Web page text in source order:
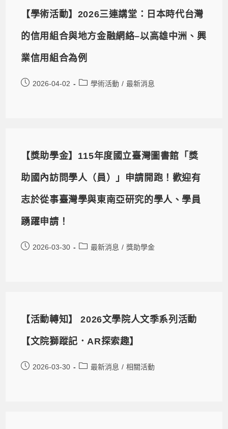
【學術活動】2026三連講堂：日本時代台灣
的信用組合與地方金融網絡–以高雄中洲、興
業信用組合為例
2026-04-02 學術活動 / 最新消息
【獎助學金】115年度國立臺灣圖書館「獎
助國內訪問學人（員）」申請開跑！歡迎有
志於從事臺灣學與東南亞研究的學人、學員
踴躍申請！
2026-03-30 最新消息 / 獎助學金
【活動轉知】 2026文學院人文季系列活動
【文院獅蹤記．AR探索趣】
2026-03-30 最新消息 / 相關活動